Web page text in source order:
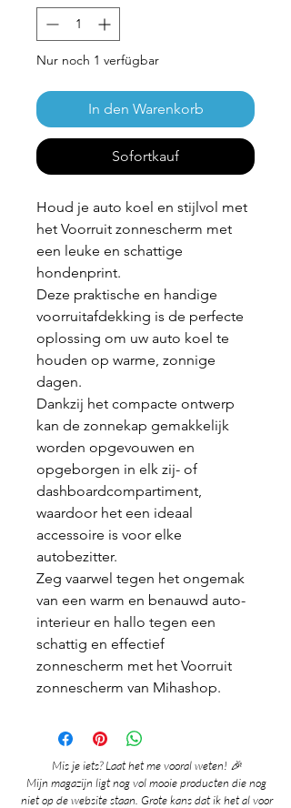
Nur noch 1 verfügbar
In den Warenkorb
Sofortkauf
Houd je auto koel en stijlvol met
het Voorruit zonnescherm met
een leuke en schattige
hondenprint.
Deze praktische en handige
voorruitafdekking is de perfecte
oplossing om uw auto koel te
houden op warme, zonnige
dagen.
Dankzij het compacte ontwerp
kan de zonnekap gemakkelijk
worden opgevouwen en
opgeborgen in elk zij- of
dashboardcompartiment,
waardoor het een ideaal
accessoire is voor elke
autobezitter.
Zeg vaarwel tegen het ongemak
van een warm en benauwd auto-
interieur en hallo tegen een
schattig en effectief
zonnescherm met het Voorruit
zonnescherm van Mihashop.
Mis je iets? Laat het me vooral weten! 🎉
Mijn magazijn ligt nog vol mooie producten die nog
niet op de website staan. Grote kans dat ik het al voor